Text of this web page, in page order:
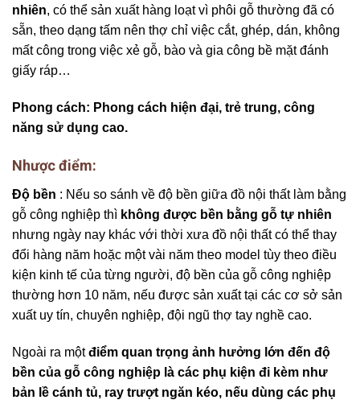
nhiên, có thể sản xuất hàng loạt vì phôi gỗ thường đã có
sẵn, theo dạng tấm nên thợ chỉ việc cắt, ghép, dán, không
mất công trong việc xẻ gỗ, bào và gia công bề mặt đánh
giấy ráp…
Phong cách: Phong cách hiện đại, trẻ trung, công
năng sử dụng cao.
Nhược điểm:
Độ bền : Nếu so sánh về độ bền giữa đồ nội thất làm bằng
gỗ công nghiệp thì không được bền bằng gỗ tự nhiên
nhưng ngày nay khác với thời xưa đồ nội thất có thể thay
đổi hàng năm hoặc một vài năm theo model tùy theo điều
kiện kinh tế của từng người, độ bền của gỗ công nghiệp
thường hơn 10 năm, nếu được sản xuất tại các cơ sở sản
xuất uy tín, chuyên nghiệp, đội ngũ thợ tay nghề cao.
Ngoài ra mộtđiểm quan trọng ảnh hưởng lớn đến độ
bền của gỗ công nghiệp là các phụ kiện đi kèm như
bản lề cánh tủ, ray trượt ngăn kéo, nếu dùng các phụ